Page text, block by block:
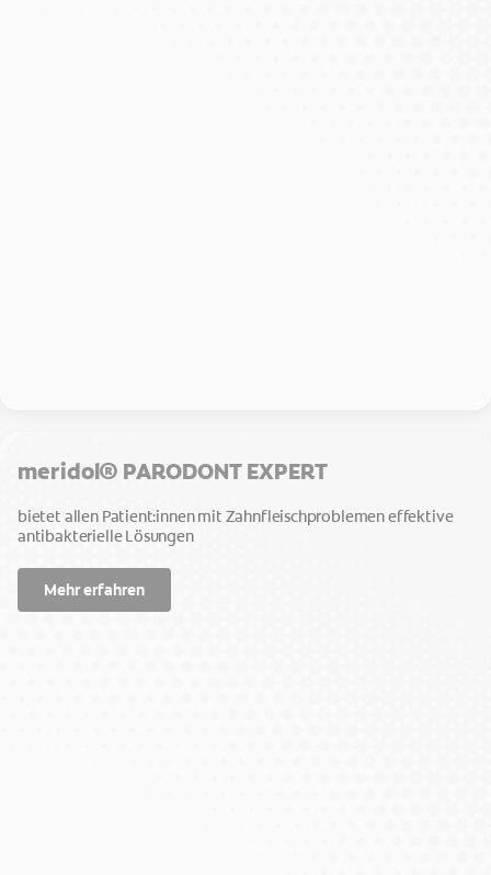
meridol® PARODONT EXPERT
bietet allen Patient:innen mit Zahnfleischproblemen effektive
antibakterielle Lösungen
Mehr erfahren